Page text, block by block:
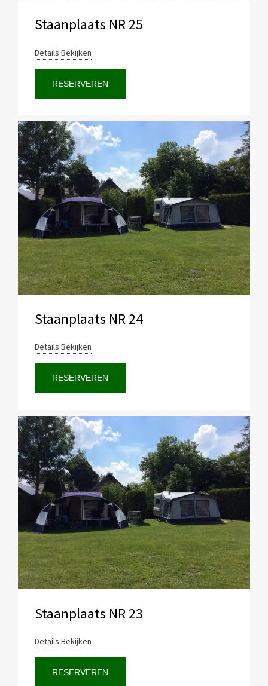
Staanplaats NR 25
Details Bekijken
RESERVEREN
Staanplaats NR 24
Details Bekijken
RESERVEREN
Staanplaats NR 23
Details Bekijken
RESERVEREN